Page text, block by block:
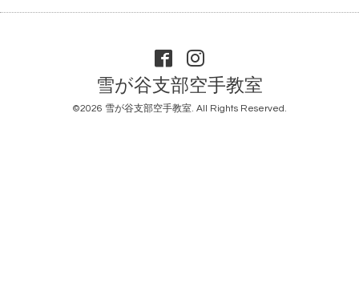
雪が谷支部空手教室
©2026 雪が谷支部空手教室. All Rights Reserved.